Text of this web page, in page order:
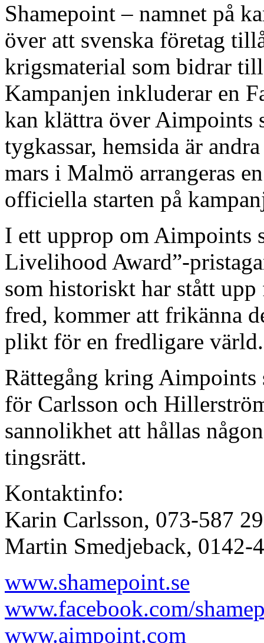
Shamepoint – namnet på
över att svenska företag
krigsmaterial som bidrar
Kampanjen inkluderar en
kan klättra över Aimpoints
tygkassar, hemsida är
mars i Malmö arrangeras
officiella starten på
I ett upprop om Aimpoints
Livelihood Award”-
som historiskt har stått
fred, kommer att frikänna
plikt för en fredligare
Rättegång kring Aimpoints
för Carlsson och
sannolikhet att hållas
tingsrätt.
Kontaktinfo:
Karin Carlsson, 073-587
Martin Smedjeback, 0142-
www.shamepoint.se
www.facebook.com/
www.aimpoint.com